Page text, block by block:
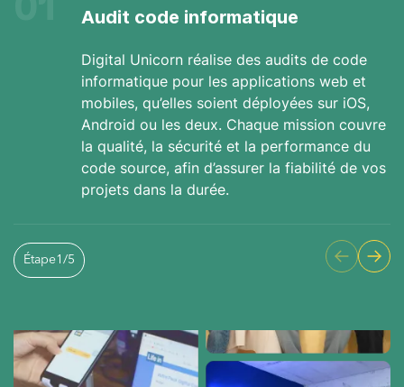
Audit code informatique
Digital Unicorn réalise des audits de code
informatique pour les applications web et
mobiles, qu’elles soient déployées sur iOS,
Android ou les deux. Chaque mission couvre
la qualité, la sécurité et la performance du
code source, afin d’assurer la fiabilité de vos
projets dans la durée.
Étape1 /5